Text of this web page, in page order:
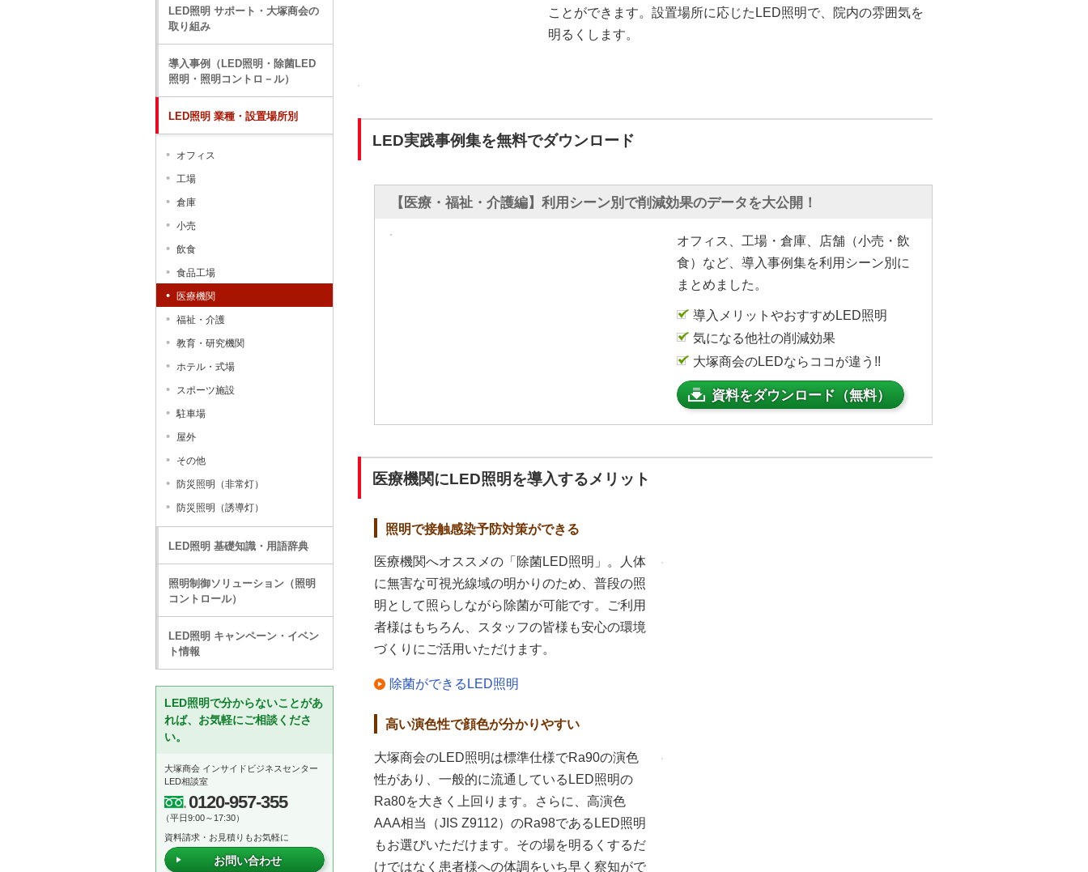
ことができます。設置場所に応じたLED照明で、院内の雰囲気を
明るくします。
LED実践事例集を無料でダウンロード
【医療・福祉・介護編】利用シーン別で削減効果のデータを大公開！
オフィス、工場・倉庫、店舗（小売・飲
食）など、導入事例集を利用シーン別に
まとめました。
導入メリットやおすすめLED照明
気になる他社の削減効果
大塚商会のLEDならココが違う!!
資料をダウンロード（無料）
医療機関にLED照明を導入するメリット
照明で接触感染予防対策ができる
医療機関へオススメの「除菌LED照明」。人体
に無害な可視光線域の明かりのため、普段の照
明として照らしながら除菌が可能です。ご利用
者様はもちろん、スタッフの皆様も安心の環境
づくりにご活用いただけます。
除菌ができるLED照明
高い演色性で顔色が分かりやすい
大塚商会のLED照明は標準仕様でRa90の演色
性があり、一般的に流通しているLED照明の
Ra80を大きく上回ります。さらに、高演色
AAA相当（JIS Z9112）のRa98であるLED照明
もお選びいただけます。その場を明るくするだ
けではなく患者様への体調をいち早く察知がで
LED照明 サポート・大塚商会の
取り組み
導入事例（LED照明・除菌LED
照明・照明コントロ－ル）
LED照明 業種・設置場所別
オフィス
工場
倉庫
小売
飲食
食品工場
医療機関
福祉・介護
教育・研究機関
ホテル・式場
スポーツ施設
駐車場
屋外
その他
防災照明（非常灯）
防災照明（誘導灯）
LED照明 基礎知識・用語辞典
照明制御ソリューション（照明
コントロール）
LED照明 キャンペーン・イベン
ト情報
LED照明で分からないことがあ
れば、お気軽にご相談くださ
い。
大塚商会 インサイドビジネスセンター
LED相談室
0120-957-355
（平日9:00～17:30）
資料請求・お見積りもお気軽に
お問い合わせ